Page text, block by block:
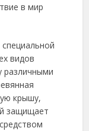
в мир
видов
различными
крышу,
защищает